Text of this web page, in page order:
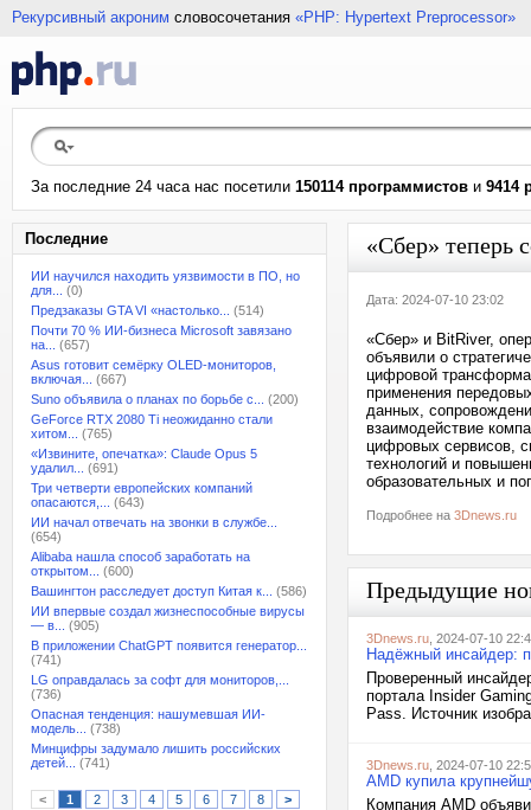
Рекурсивный акроним словосочетания «PHP: Hypertext Preprocessor»
За последние 24 часа нас посетили 150114 программистов и 9414
Последние
ИИ научился находить уязвимости в ПО, но
для...
(0)
Предзаказы GTA VI «настолько...
(514)
Почти 70 % ИИ-бизнеса Microsoft завязано
на...
(657)
Asus готовит семёрку OLED-мониторов,
включая...
(667)
Suno объявила о планах по борьбе с...
(200)
GeForce RTX 2080 Ti неожиданно стали
хитом...
(765)
«Извините, опечатка»: Claude Opus 5
удалил...
(691)
Три четверти европейских компаний
опасаются,...
(643)
ИИ начал отвечать на звонки в службе...
(654)
Alibaba нашла способ заработать на
открытом...
(600)
Вашингтон расследует доступ Китая к...
(586)
ИИ впервые создал жизнеспособные вирусы
— в...
(905)
В приложении ChatGPT появится генератор...
(741)
LG оправдалась за софт для мониторов,...
(736)
Опасная тенденция: нашумевшая ИИ-
модель...
(738)
Минцифры задумало лишить российских
детей...
(741)
< 1 2 3 4 5 6 7 8 >
«Сбер» теперь
Дата: 2024-07-10 23:02
«Сбер» и BitRiver,
объявили о
цифровой
применения
данных,
взаимодействие
цифровых сервисов,
технологий и
образовательных и
Подробнее на 3Dnews.ru
Предыдущие
3Dnews.ru , 2024-07-10
Надёжный инсайдер:
Проверенный
портала Insider
Pass. Источник
3Dnews.ru , 2024-07-10
AMD купила
Компания AMD